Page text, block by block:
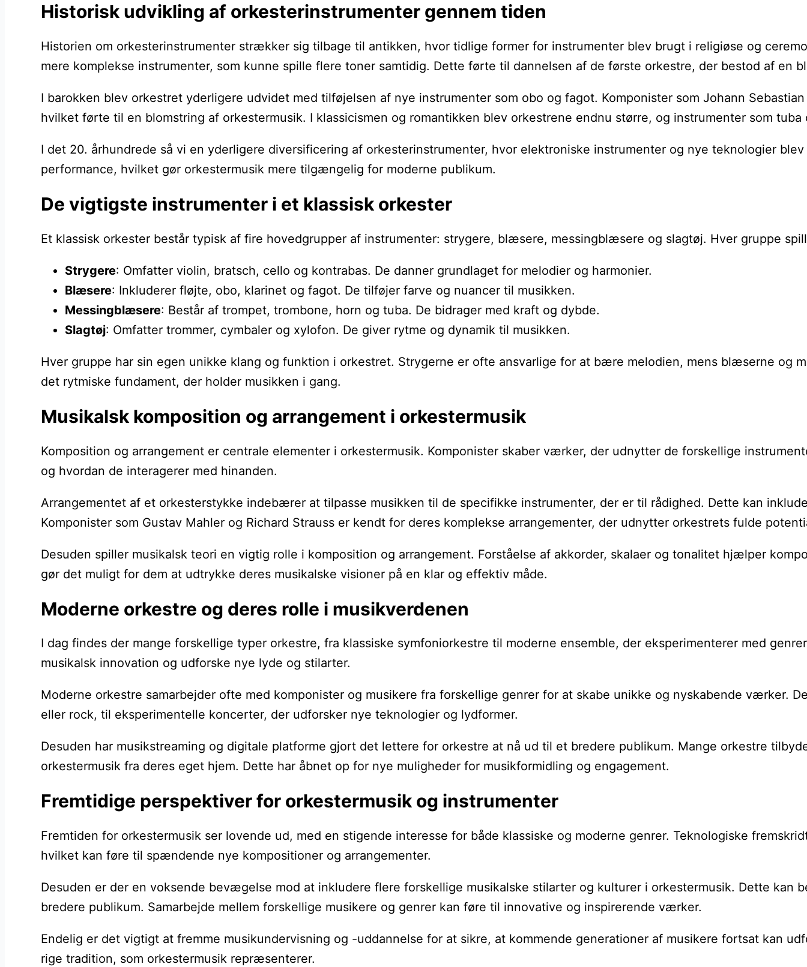
Historisk udvikling af orkesterinstrumenter gennem tiden
Historien om orkesterinstrumenter strækker sig tilbage til antikken, hvor tidlige former for instrumenter blev brugt i religiøse og
mere komplekse instrumenter, som kunne spille flere toner samtidig. Dette førte til dannelsen af de første orkestre, der bestod af en
I barokken blev orkestret yderligere udvidet med tilføjelsen af nye instrumenter som obo og fagot. Komponister som Johann
hvilket førte til en blomstring af orkestermusik. I klassicismen og romantikken blev orkestrene endnu større, og instrumenter som
I det 20. århundrede så vi en yderligere diversificering af orkesterinstrumenter, hvor elektroniske instrumenter og nye teknologier
performance, hvilket gør orkestermusik mere tilgængelig for moderne publikum.
De vigtigste instrumenter i et klassisk orkester
Et klassisk orkester består typisk af fire hovedgrupper af instrumenter: strygere, blæsere, messingblæsere og slagtøj. Hver gruppe
Strygere: Omfatter violin, bratsch, cello og kontrabas. De danner grundlaget for melodier og harmonier.
Blæsere: Inkluderer fløjte, obo, klarinet og fagot. De tilføjer farve og nuancer til musikken.
Messingblæsere: Består af trompet, trombone, horn og tuba. De bidrager med kraft og dybde.
Slagtøj: Omfatter trommer, cymbaler og xylofon. De giver rytme og dynamik til musikken.
Hver gruppe har sin egen unikke klang og funktion i orkestret. Strygerne er ofte ansvarlige for at bære melodien, mens blæserne og
det rytmiske fundament, der holder musikken i gang.
Musikalsk komposition og arrangement i orkestermusik
Komposition og arrangement er centrale elementer i orkestermusik. Komponister skaber værker, der udnytter de forskellige
og hvordan de interagerer med hinanden.
Arrangementet af et orkesterstykke indebærer at tilpasse musikken til de specifikke instrumenter, der er til rådighed. Dette kan
Komponister som Gustav Mahler og Richard Strauss er kendt for deres komplekse arrangementer, der udnytter orkestrets fulde
Desuden spiller musikalsk teori en vigtig rolle i komposition og arrangement. Forståelse af akkorder, skalaer og tonalitet hjælper
gør det muligt for dem at udtrykke deres musikalske visioner på en klar og effektiv måde.
Moderne orkestre og deres rolle i musikverdenen
I dag findes der mange forskellige typer orkestre, fra klassiske symfoniorkestre til moderne ensemble, der eksperimenterer med
musikalsk innovation og udforske nye lyde og stilarter.
Moderne orkestre samarbejder ofte med komponister og musikere fra forskellige genrer for at skabe unikke og nyskabende værker.
eller rock, til eksperimentelle koncerter, der udforsker nye teknologier og lydformer.
Desuden har musikstreaming og digitale platforme gjort det lettere for orkestre at nå ud til et bredere publikum. Mange orkestre
orkestermusik fra deres eget hjem. Dette har åbnet op for nye muligheder for musikformidling og engagement.
Fremtidige perspektiver for orkestermusik og instrumenter
Fremtiden for orkestermusik ser lovende ud, med en stigende interesse for både klassiske og moderne genrer. Teknologiske
hvilket kan føre til spændende nye kompositioner og arrangementer.
Desuden er der en voksende bevægelse mod at inkludere flere forskellige musikalske stilarter og kulturer i orkestermusik. Dette
bredere publikum. Samarbejde mellem forskellige musikere og genrer kan føre til innovative og inspirerende værker.
Endelig er det vigtigt at fremme musikundervisning og -uddannelse for at sikre, at kommende generationer af musikere fortsat kan
rige tradition, som orkestermusik repræsenterer.